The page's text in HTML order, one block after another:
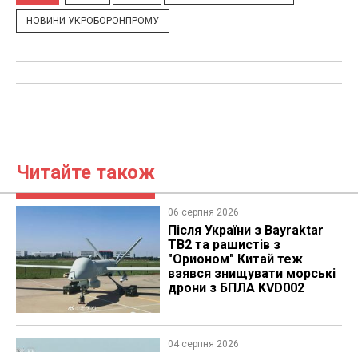
НОВИНИ УКРОБОРОНПРОМУ
Читайте також
06 серпня 2026
Після України з Bayraktar
TB2 та рашистів з
"Орионом" Китай теж
взявся знищувати морські
дрони з БПЛА KVD002
04 серпня 2026